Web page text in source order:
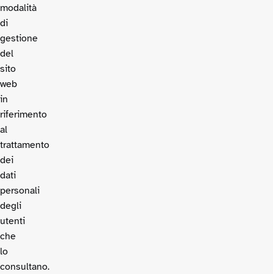
modalità
di
gestione
del
sito
web
in
riferimento
al
trattamento
dei
dati
personali
degli
utenti
che
lo
consultano.